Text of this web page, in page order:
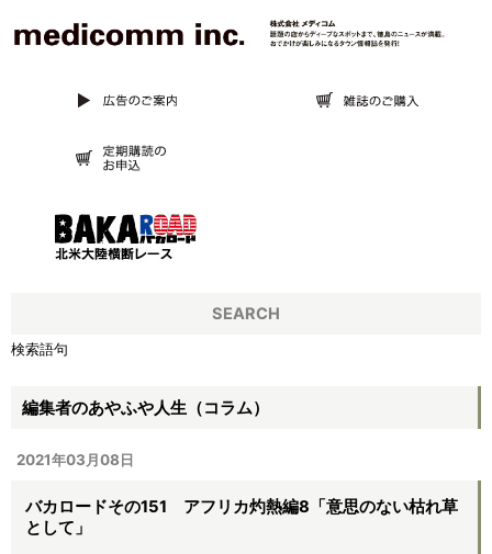
編集者のあやふや人生（コラム）
2021年03月08日
バカロードその151 アフリカ灼熱編8「意思のない枯れ草
として」
SEARCH
検索語句